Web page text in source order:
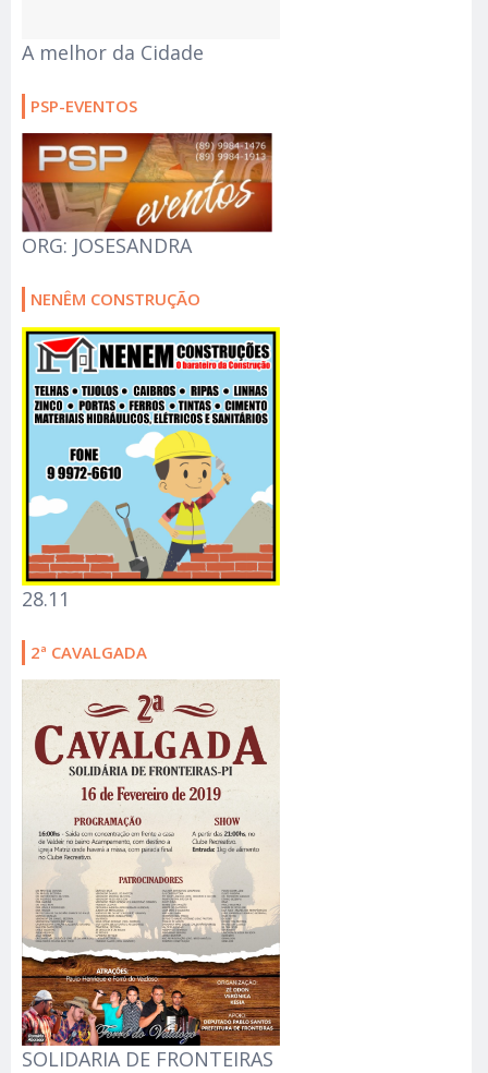
A melhor da Cidade
PSP-EVENTOS
ORG: JOSESANDRA
NENÊM CONSTRUÇÃO
28.11
2ª CAVALGADA
SOLIDARIA DE FRONTEIRAS